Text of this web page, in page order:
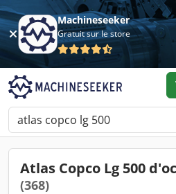
Machineseeker
Gratuit sur le store
Atlas Copco Lg 500
(368)